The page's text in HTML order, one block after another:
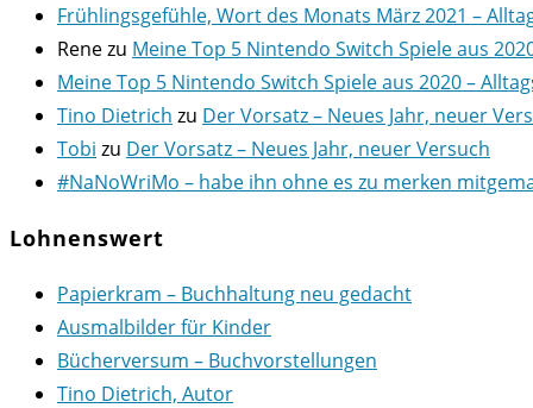
Frühlingsgefühle, Wort des Monats März 2021 –
Renezu Meine Top 5 Nintendo Switch Spiele aus
Meine Top 5 Nintendo Switch Spiele aus 2020 –
Tino Dietrich zu Der Vorsatz – Neues Jahr, neuer
Tobi zu Der Vorsatz – Neues Jahr, neuer Versuch
#NaNoWriMo – habe ihn ohne es zu merken
Lohnenswert
Papierkram – Buchhaltung neu gedacht
Ausmalbilder für Kinder
Bücherversum – Buchvorstellungen
Tino Dietrich, Autor